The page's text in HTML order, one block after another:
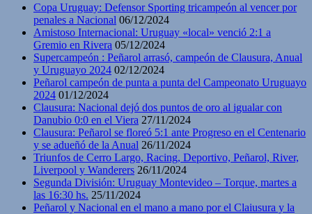
Copa Uruguay: Defensor Sporting tricampeón al vencer por
penales a Nacional 06/12/2024
Amistoso Internacional: Uruguay «local» venció 2:1 a
Gremio en Rivera 05/12/2024
Supercampeón : Peñarol arrasó, campeón de Clausura, Anual
y Uruguayo 2024 02/12/2024
Peñarol campeón de punta a punta del Campeonato Uruguayo
2024 01/12/2024
Clausura: Nacional dejó dos puntos de oro al igualar con
Danubio 0:0 en el Viera 27/11/2024
Clausura: Peñarol se floreó 5:1 ante Progreso en el Centenario
y se adueñó de la Anual 26/11/2024
Triunfos de Cerro Largo, Racing, Deportivo, Peñarol, River,
Liverpool y Wanderers 26/11/2024
Segunda División: Uruguay Montevideo – Torque, martes a
las 16:30 hs. 25/11/2024
Peñarol y Nacional en el mano a mano por el Claiusura y la